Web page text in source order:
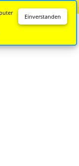
Einverstanden